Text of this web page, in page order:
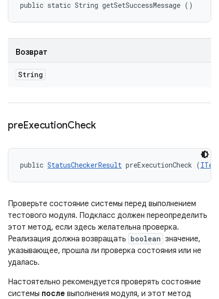
public static String getSetSuccessMessage ()
Возврат
String
preExecutionCheck
public StatusCheckerResult preExecutionCheck (
Проверьте состояние системы перед выполнением
тестового модуля. Подкласс должен переопределить
этот метод, если здесь желательна проверка.
Реализация должна возвращать boolean значение,
указывающее, прошла ли проверка состояния или не
удалась.
Настоятельно рекомендуется проверять состояние
системы после выполнения модуля, и этот метод